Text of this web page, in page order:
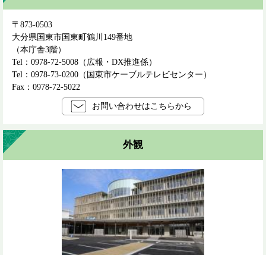
〒873-0503
大分県国東市国東町鶴川149番地
（本庁舎3階）
Tel：0978-72-5008
広報・DX推進係
Tel：0978-73-0200
国東市ケーブルテレビセンター
Fax：0978-72-5022
お問い合わせはこちらから
外観